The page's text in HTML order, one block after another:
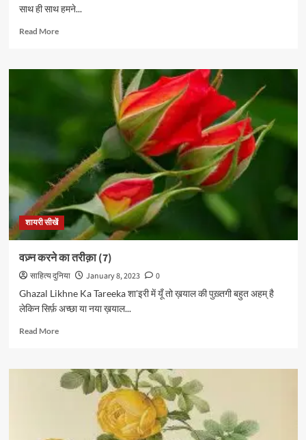
साथ ही साथ हमने...
Read MoreRead
वज़्न
शायरी सीखें
वज़्न करने का तरीक़ा (7)
साहित्य दुनिया January 8, 2023
0
Ghazal Likhne Ka Tareeka शा'इरी में यूँ तो ख़याल की पुख़्तगी बहुत अहम् है
लेकिन सिर्फ़ अच्छा या नया ख़याल...
Read MoreRead
वज़्न
करने